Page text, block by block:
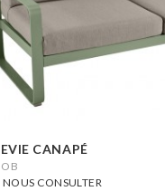
CANAPÉ
NOUS CONSULTER